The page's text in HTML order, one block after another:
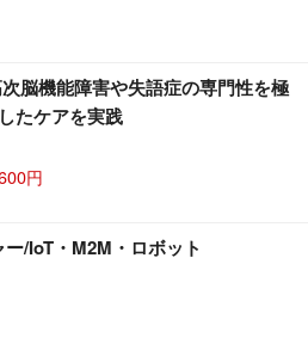
脳機能障害や失語症の専門性を極
たケアを実践
円
/IoT・M2M・ロボット